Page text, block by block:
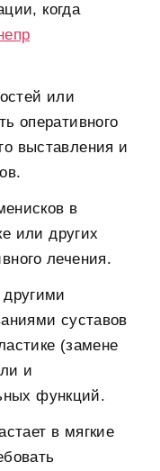
когда
или
оперативного
выставления и
в
или других
лечения.
суставов
(замене
и
функций.
в мягкие